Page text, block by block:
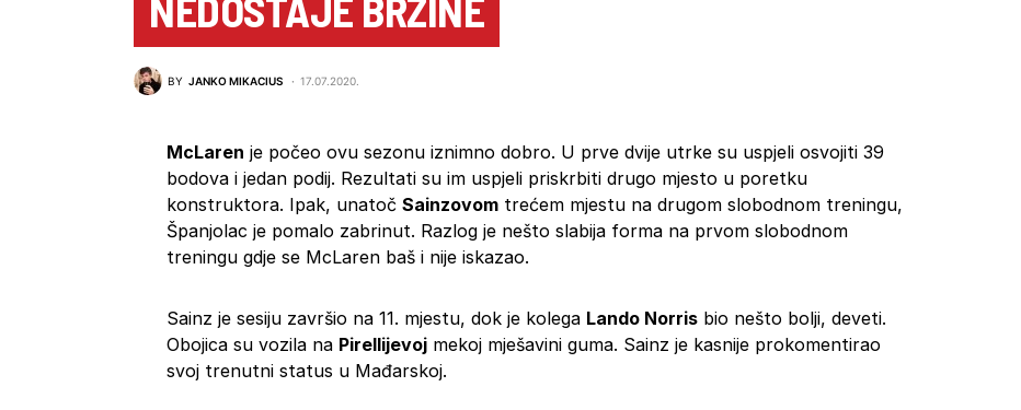
BY JANKO MIKACIUS 17.07.2020.
McLaren je počeo ovu sezonu iznimno dobro. U prve dvije utrke su uspjeli osvojiti 39
bodova i jedan podij. Rezultati su im uspjeli priskrbiti drugo mjesto u poretku
konstruktora. Ipak, unatoč Sainzovom trećem mjestu na drugom slobodnom treningu,
Španjolac je pomalo zabrinut. Razlog je nešto slabija forma na prvom slobodnom
treningu gdje se McLaren baš i nije iskazao.
Sainz je sesiju završio na 11. mjestu, dok je kolega Lando Norris bio nešto bolji, deveti.
Obojica su vozila na Pirellijevoj mekoj mješavini guma. Sainz je kasnije prokomentirao
svoj trenutni status u Mađarskoj.